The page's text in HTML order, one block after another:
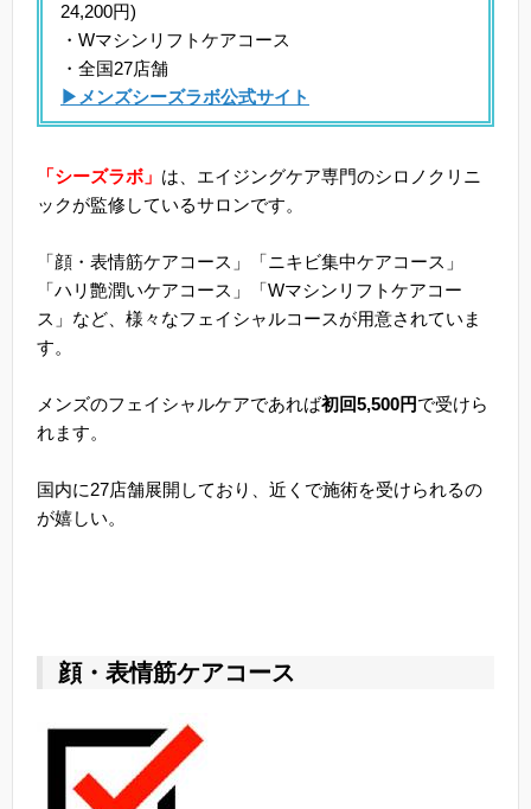
24,200円)
・Wマシンリフトケアコース
・全国27店舗
▶メンズシーズラボ公式サイト
「シーズラボ」 は、エイジングケア専門のシロノクリニ
ックが監修しているサロンです。
「顔・表情筋ケアコース」「ニキビ集中ケアコース」
「ハリ艶潤いケアコース」「Wマシンリフトケアコー
ス」など、様々なフェイシャルコースが用意されていま
す。
メンズのフェイシャルケアであれば初回5,500円で受けら
れます。
国内に27店舗展開しており、近くで施術を受けられるの
が嬉しい。
顔・表情筋ケアコース